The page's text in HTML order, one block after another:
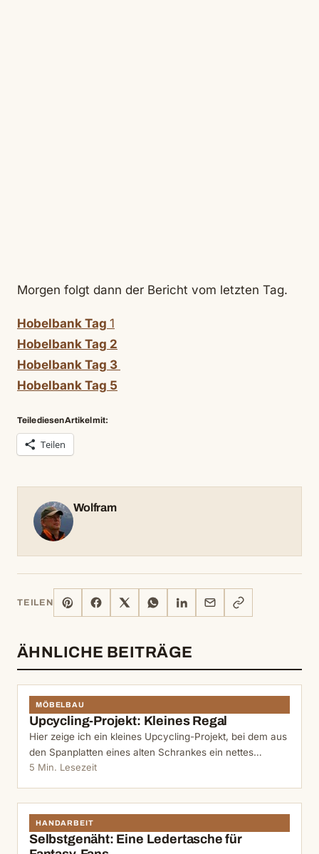
Morgen folgt dann der Bericht vom letzten Tag.
Hobelbank Tag 1
Hobelbank Tag 2
Hobelbank Tag 3
Hobelbank Tag 5
Teile diesen Artikel mit:
Teilen
Wolfram
TEILEN
PINTERESTFACEBOOK WHATSAPPLINKEDIN
MAIL
LINK
KOPIEREN
ÄHNLICHE BEITRÄGE
MÖBELBAU
Upcycling-Projekt: Kleines Regal
Hier zeige ich ein kleines Upcycling-Projekt, bei dem aus
den Spanplatten eines alten Schrankes ein nettes…
5 Min. Lesezeit
HANDARBEIT
Selbstgenäht: Eine Ledertasche für